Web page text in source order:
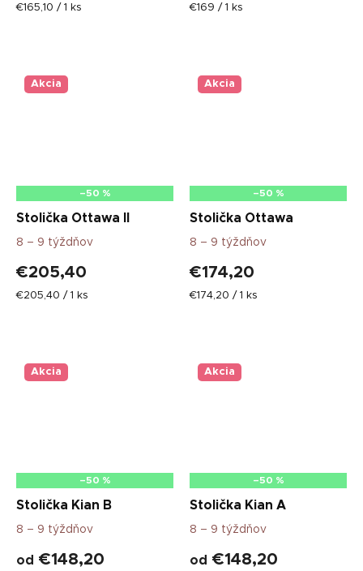
Jednotková
€165,10 / 1 ks
Jednotková
€169 / 1 ks
Akcia
–50 %
Stolička Ottawa II
8 – 9 týždňov
€205,40
Jednotková
€205,40 / 1 ks
Akcia
–50 %
Stolička Ottawa
8 – 9 týždňov
€174,20
Jednotková
€174,20 / 1 ks
Akcia
–50 %
Stolička Kian B
8 – 9 týždňov
od €148,20
Akcia
–50 %
Stolička Kian A
8 – 9 týždňov
od €148,20